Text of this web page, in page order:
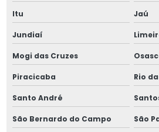
Manutenção de painéis elétricos
Manutenção preventiva de cabine
Manutenção preventiva elétrica
Montagem de cabine primária
Montagem de cabine primária média
Montagem elétrica industrial
Itu Jaú
Jundiaí
Mogi das Cruzes
Piracicaba Rio
Santo André
São Bernardo do Campo São